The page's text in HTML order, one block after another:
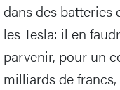
dans des batteries
les Tesla: il en
parvenir, pour un
milliards de